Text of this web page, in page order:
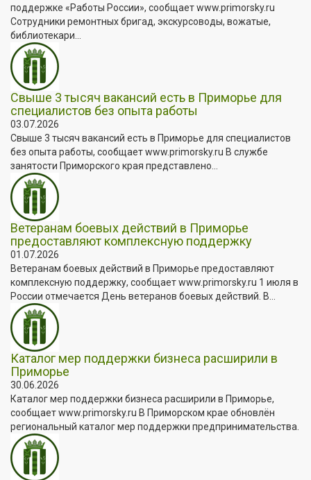
поддержке «Работы России», сообщает www.primorsky.ru
Сотрудники ремонтных бригад, экскурсоводы, вожатые,
библиотекари...
Свыше 3 тысяч вакансий есть в Приморье для
специалистов без опыта работы
03.07.2026
Свыше 3 тысяч вакансий есть в Приморье для специалистов
без опыта работы, сообщает www.primorsky.ru В службе
занятости Приморского края представлено...
Ветеранам боевых действий в Приморье
предоставляют комплексную поддержку
01.07.2026
Ветеранам боевых действий в Приморье предоставляют
комплексную поддержку, сообщает www.primorsky.ru 1 июля в
России отмечается День ветеранов боевых действий. В...
Каталог мер поддержки бизнеса расширили в
Приморье
30.06.2026
Каталог мер поддержки бизнеса расширили в Приморье,
сообщает www.primorsky.ru В Приморском крае обновлён
региональный каталог мер поддержки предпринимательства.